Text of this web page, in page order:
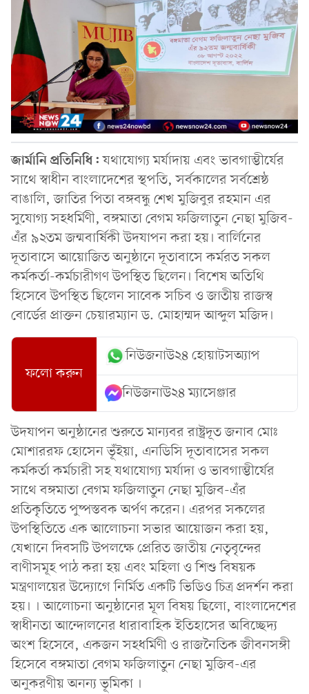
জার্মানি প্রতিনিধি:যথাযোগ্য মর্যাদায় এবং ভাবগাম্ভীর্যের
সাথে স্বাধীন বাংলাদেশের স্থপতি, সর্বকালের সর্বশ্রেষ্ঠ
বাঙালি, জাতির পিতা বঙ্গবন্ধু শেখ মুজিবুর রহমান এর
সুযোগ্য সহধর্মিণী, বঙ্গমাতা বেগম ফজিলাতুন নেছা মুজিব-
এঁর ৯২তম জন্মবার্ষিকী উদযাপন করা হয়। বার্লিনের
দূতাবাসে আয়োজিত অনুষ্ঠানে দূতাবাসে কর্মরত সকল
কর্মকর্তা-কর্মচারীগণ উপস্থিত ছিলেন। বিশেষ অতিথি
হিসেবে উপস্থিত ছিলেন সাবেক সচিব ও জাতীয় রাজস্ব
বোর্ডের প্রাক্তন চেয়ারম্যান ড. মোহাম্মদ আব্দুল মজিদ।
ফলো করুন
নিউজনাউ২৪ হোয়াটসঅ্যাপ
নিউজনাউ২৪ ম্যাসেঞ্জার
উদযাপন অনুষ্ঠানের শুরুতে মান্যবর রাষ্ট্রদূত জনাব মোঃ
মোশাররফ হোসেন ভূঁইয়া, এনডিসি দূতাবাসের সকল
কর্মকর্তা কর্মচারী সহ যথাযোগ্য মর্যাদা ও ভাবগাম্ভীর্যের
সাথে বঙ্গমাতা বেগম ফজিলাতুন নেছা মুজিব-এঁর
প্রতিকৃতিতে পুষ্পস্তবক অর্পণ করেন। এরপর সকলের
উপস্থিতিতে এক আলোচনা সভার আয়োজন করা হয়,
যেখানে দিবসটি উপলক্ষে প্রেরিত জাতীয় নেতৃবৃন্দের
বাণীসমূহ পাঠ করা হয় এবং মহিলা ও শিশু বিষয়ক
মন্ত্রণালয়ের উদ্যোগে নির্মিত একটি ভিডিও চিত্র প্রদর্শন করা
হয়। । আলোচনা অনুষ্ঠানের মূল বিষয় ছিলো, বাংলাদেশের
স্বাধীনতা আন্দোলনের ধারাবাহিক ইতিহাসের অবিচ্ছেদ্য
অংশ হিসেবে, একজন সহধর্মিণী ও রাজনৈতিক জীবনসঙ্গী
হিসেবে বঙ্গমাতা বেগম ফজিলাতুন নেছা মুজিব-এর
অনুকরণীয় অনন্য ভূমিকা ।